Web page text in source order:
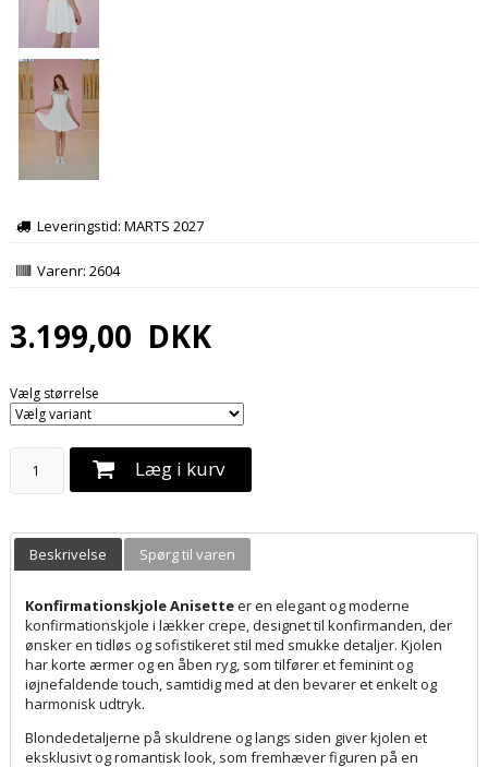
Leveringstid: MARTS 2027
Varenr: 2604
3.199,00 DKK
Vælg størrelse
Læg i kurv
Beskrivelse Spørg til varen
Konfirmationskjole Anisetteer en elegant og moderne
konfirmationskjole i lækker crepe, designet til konfirmanden, der
ønsker en tidløs og sofistikeret stil med smukke detaljer. Kjolen
har korte ærmer og en åben ryg, som tilfører et feminint og
iøjnefaldende touch, samtidig med at den bevarer et enkelt og
harmonisk udtryk.
Blondedetaljerne på skuldrene og langs siden giver kjolen et
eksklusivt og romantisk look, som fremhæver figuren på en